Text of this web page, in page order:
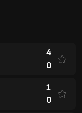
4
0
1
0